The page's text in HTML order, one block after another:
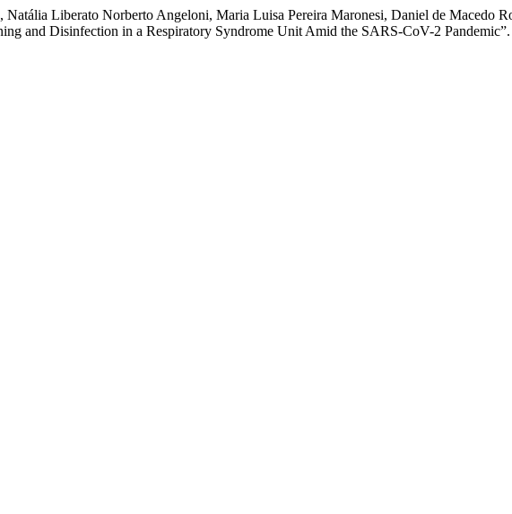
Liberato Norberto Angeloni, Maria Luisa Pereira Maronesi, Daniel de Macedo
and Disinfection in a Respiratory Syndrome Unit Amid the SARS-CoV-2 Pandemic”.